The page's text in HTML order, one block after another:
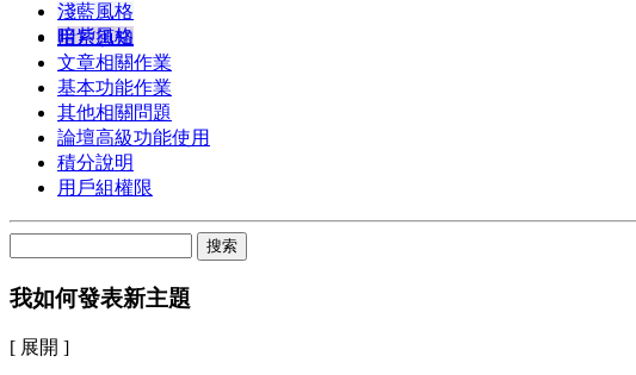
淺藍風格
暗紫風格
用戶須知
文章相關作業
基本功能作業
其他相關問題
論壇高級功能使用
積分說明
用戶組權限
搜索
我如何發表新主題
[ 展開 ]